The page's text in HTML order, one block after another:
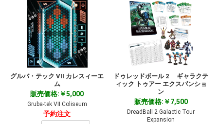
グルバ・テック VII カレスィーエ
ム
販売価格:￥5,000
Gruba-tek VII Coliseum
予約注文
ドゥレッドボール 2 ギャラクテ
ィック トゥアー エクスパンショ
ン
販売価格:￥7,500
DreadBall 2 Galactic Tour
Expansion